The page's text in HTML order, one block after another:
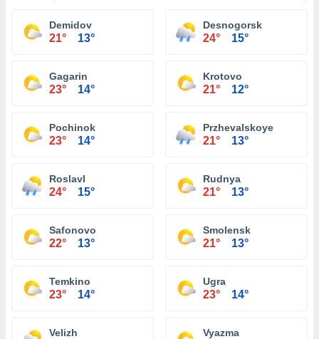
Demidov
21° 13°
Desnogorsk
24° 15°
Gagarin
23° 14°
Krotovo
21° 12°
Pochinok
23° 14°
Przhevalskoye
21° 13°
Roslavl
24° 15°
Rudnya
21° 13°
Safonovo
22° 13°
Smolensk
21° 13°
Temkino
23° 14°
Ugra
23° 14°
Velizh Vyazma